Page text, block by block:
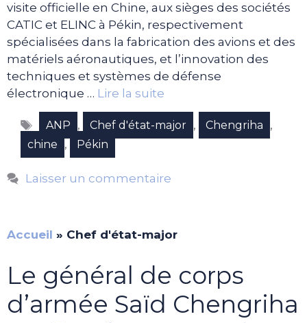
visite officielle en Chine, aux sièges des sociétés
CATIC et ELINC à Pékin, respectivement
spécialisées dans la fabrication des avions et des
matériels aéronautiques, et l’innovation des
techniques et systèmes de défense
électronique … Lire la suite
Étiquettes
ANP , Chef d'état-major , Chengriha ,
chine , Pékin
Laisser un commentaire
Accueil » Chef d'état-major
Le général de corps
d’armée Saïd Chengriha